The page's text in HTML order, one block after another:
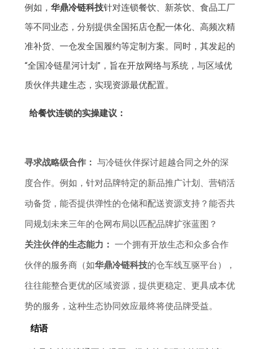
例如，华鼎冷链科技针对连锁餐饮、新茶饮、食品工厂
等不同业态，分别提供全国拓店仓配一体化、高频次精
准补货、一仓发全国履约等定制方案。同时，其发起的
“全国冷链星河计划”，旨在开放网络与系统，与区域优
质伙伴共建生态，实现资源最优配置。
给餐饮连锁的实操建议：
寻求战略级合作： 与冷链伙伴探讨超越合同之外的深
度合作。例如，针对品牌特定的新品推广计划、营销活
动备货，能否提供弹性的仓储和配送资源支持？能否共
同规划未来三年的仓网布局以匹配品牌扩张蓝图？
关注伙伴的生态能力： 一个拥有开放生态和众多合作
伙伴的服务商（如华鼎冷链科技的仓车线互驱平台），
往往能整合更优的区域资源，提供更稳定、更具成本优
势的服务，这种生态协同效应最终将使品牌受益。
结语